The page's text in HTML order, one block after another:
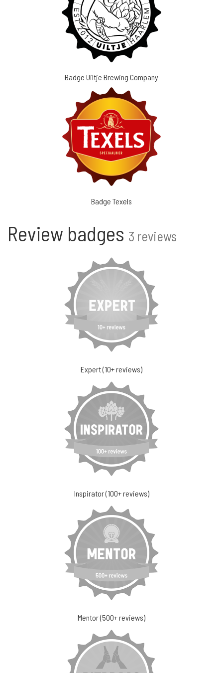
Badge Uiltje Brewing Company
Badge Texels
Review badges 3 reviews
Expert (10+ reviews)
Inspirator (100+ reviews)
Mentor (500+ reviews)